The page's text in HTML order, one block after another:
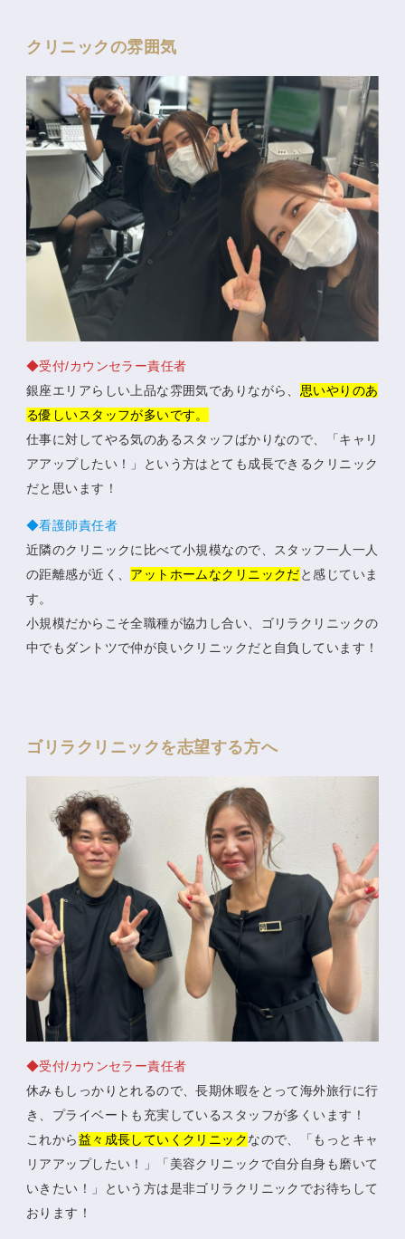
クリニックの雰囲気
◆受付/カウンセラー責任者
銀座エリアらしい上品な雰囲気でありながら、 思いやりのあ
る優しいスタッフが多いです。
仕事に対してやる気のあるスタッフばかりなので、「キャリ
アアップしたい！」という方はとても成長できるクリニック
だと思います！
◆看護師責任者
近隣のクリニックに比べて小規模なので、スタッフ一人一人
の距離感が近く、 アットホームなクリニックだと感じていま
す。
小規模だからこそ全職種が協力し合い、ゴリラクリニックの
中でもダントツで仲が良いクリニックだと自負しています！
ゴリラクリニックを志望する方へ
◆受付/カウンセラー責任者
休みもしっかりとれるので、長期休暇をとって海外旅行に行
き、プライベートも充実しているスタッフが多くいます！
これから益々成長していくクリニックなので、「もっとキャ
リアアップしたい！」「美容クリニックで自分自身も磨いて
いきたい！」という方は是非ゴリラクリニックでお待ちして
おります！